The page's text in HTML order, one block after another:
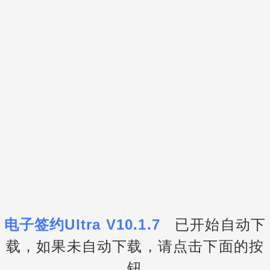
电子签约Ultra V10.1.7
已开始自动下
载，如果未自动下载，请点击下面的按